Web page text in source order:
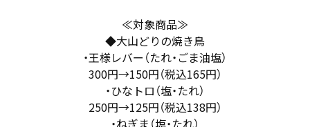
≪対象商品≫
◆大山どりの焼き鳥
・王様レバー（たれ・ごま油塩）
300円→150円（税込165円）
・ひなトロ（塩・たれ）
250円→125円（税込138円）
・ねぎま（塩・たれ）